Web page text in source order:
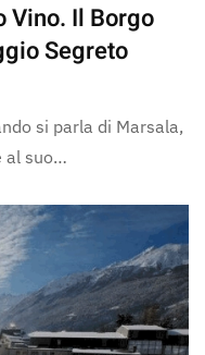
Vino. Il Borgo
Segreto
si parla di Marsala,
al suo…